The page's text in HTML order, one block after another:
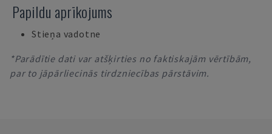
Papildu aprīkojums
Stieņa vadotne
*Parādītie dati var atšķirties no faktiskajām vērtībām,
par to jāpārliecinās tirdzniecības pārstāvim.